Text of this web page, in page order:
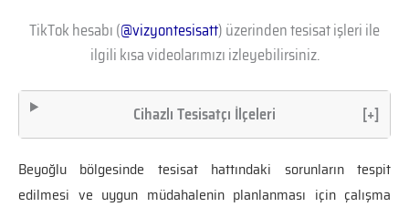
TikTok hesabı (@vizyontesisatt) üzerinden tesisat işleri ile
ilgili kısa videolarımızı izleyebilirsiniz.
Cihazlı Tesisatçı İlçeleri [+]
Beyoğlu bölgesinde tesisat hattındaki sorunların tespit
edilmesi ve uygun müdahalenin planlanması için çalışma